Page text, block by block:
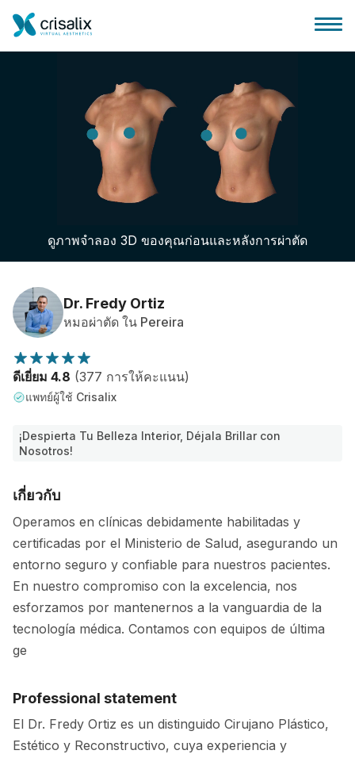
บ้านของหมอผ่าตัด
แพลตฟอร์มธุรกิจ 3D
แผน
ความคิดเห็นของคนไข้
ดูภาพจำลอง 3D ของคุณก่อนและหลังการผ่าตัด
Dr. Fredy Ortiz
หมอผ่าตัด ใน Pereira
ดีเยี่ยม 4.8 (377 การให้คะแนน)
แพทย์ผู้ใช้ Crisalix
¡Despierta Tu Belleza Interior, Déjala Brillar con
Nosotros!
เกี่ยวกับ
Operamos en clínicas debidamente habilitadas y
certificadas por el Ministerio de Salud, asegurando un
entorno seguro y confiable para nuestros pacientes.
En nuestro compromiso con la excelencia, nos
esforzamos por mantenernos a la vanguardia de la
tecnología médica. Contamos con equipos de última
ge
Professional statement
El Dr. Fredy Ortiz es un distinguido Cirujano Plástico,
Estético y Reconstructivo, cuya experiencia y